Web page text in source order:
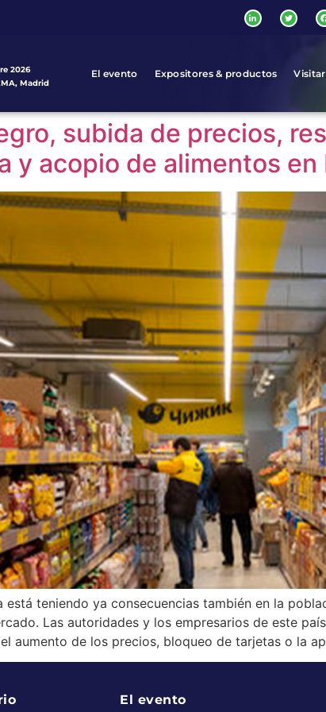
2026
Madrid
El evento Expositores & productos Visitar
subida de precios,
y acopio de alimentos en
está teniendo ya consecuencias también en la
Las autoridades y los empresarios de este
aumento de los precios, bloqueo de tarjetas o la
El evento